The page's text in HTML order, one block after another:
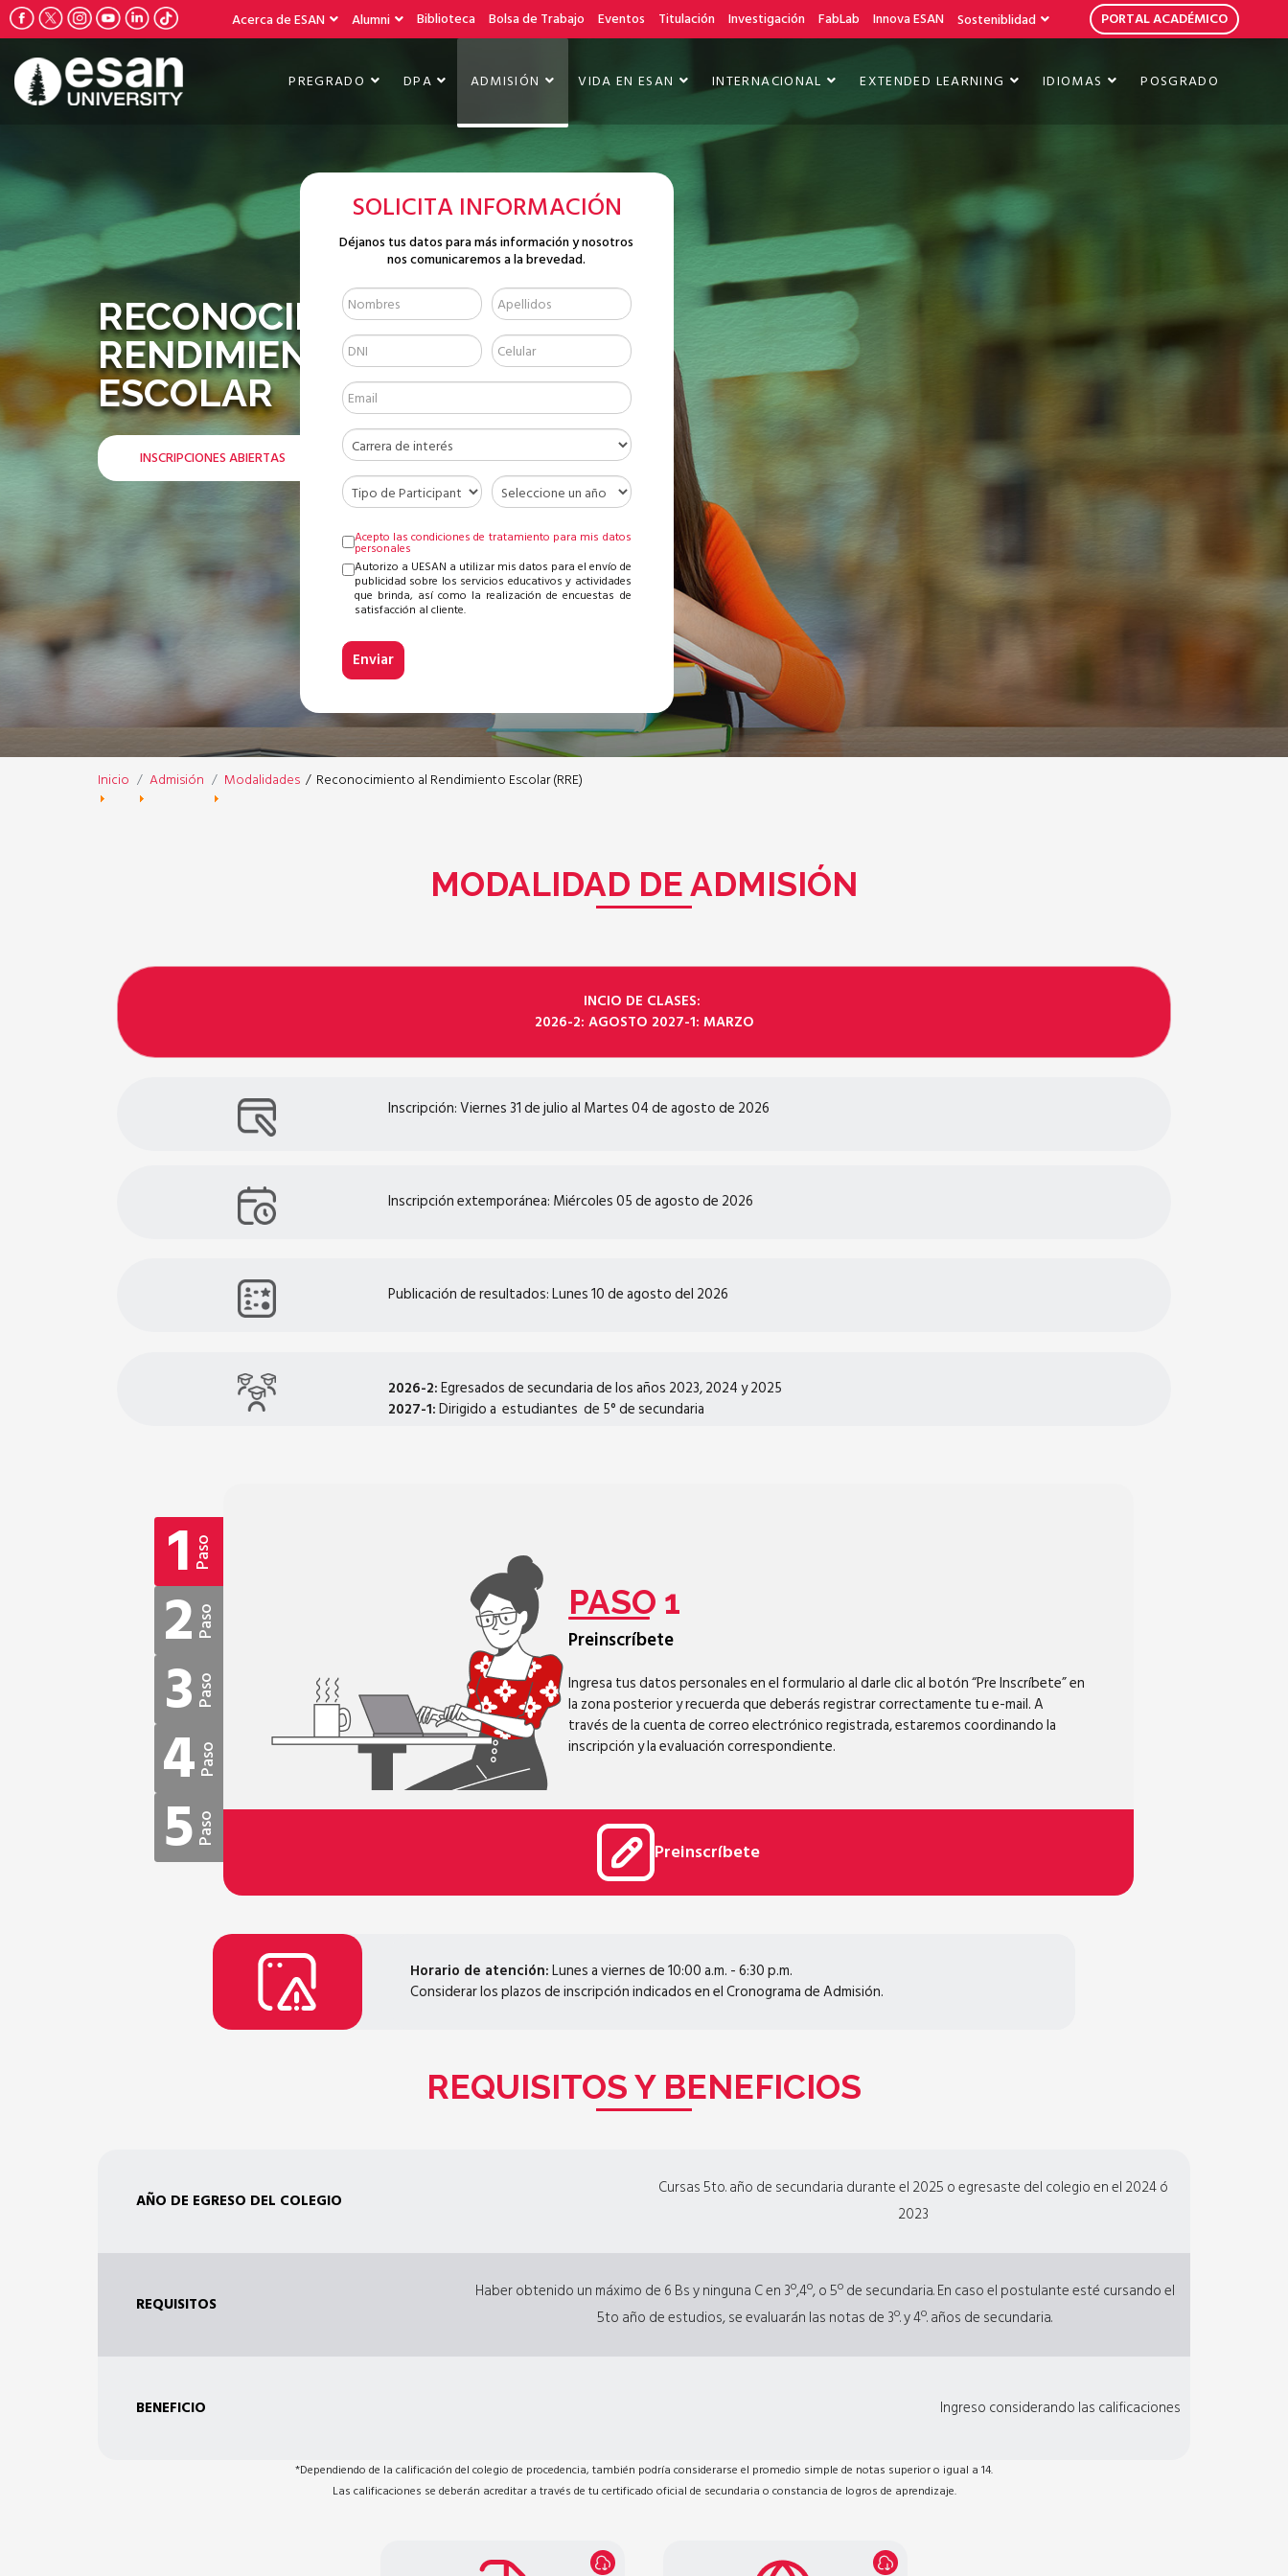
Acerca de ESAN Alumni Biblioteca Bolsa de Trabajo Eventos Titulación Investigación FabLab Innova ESAN Sosteniblidad PORTAL ACADÉMICO
PREGRADO DPA ADMISIÓN VIDA EN ESAN INTERNACIONAL EXTENDED LEARNING IDIOMAS POSGRADO
RECONOCIMIENTO AL
RENDIMIENTO
ESCOLAR
INSCRIPCIONES ABIERTAS
SOLICITA INFORMACIÓN
Déjanos tus datos para más información y nosotros
nos comunicaremos a la brevedad.
Acepto las condiciones de tratamiento para mis datos
personales
Autorizo a UESAN a utilizar mis datos para el envío de
publicidad sobre los servicios educativos y actividades
que brinda, así como la realización de encuestas de
satisfacción al cliente.
Inicio Admisión Modalidades / Reconocimiento al Rendimiento Escolar (RRE)
MODALIDAD DE ADMISIÓN
INCIO DE CLASES:
2026-2: AGOSTO 2027-1: MARZO
Inscripción: Viernes 31 de julio al Martes 04 de agosto de 2026
Inscripción extemporánea: Miércoles 05 de agosto de 2026
Publicación de resultados: Lunes 10 de agosto del 2026
2026-2:Egresados de secundaria de los años 2023, 2024 y 2025
2027-1:Dirigido a estudiantes de 5° de secundaria
1 Paso
2 Paso
3Paso
4Paso
5Paso
PASO 1
Preinscríbete
Ingresa tus datos personales en el formulario al darle clic al botón “Pre Inscríbete” en
la zona posterior y recuerda que deberás registrar correctamente tu e-mail. A
través de la cuenta de correo electrónico registrada, estaremos coordinando la
inscripción y la evaluación correspondiente.
Preinscríbete
Horario de atención:Lunes a viernes de 10:00 a.m. - 6:30 p.m.
Considerar los plazos de inscripción indicados en el Cronograma de Admisión.
REQUISITOS Y BENEFICIOS
Cursas 5to. año de secundaria durante el 2025 o egresaste del colegio en el 2024 ó
2023
Haber obtenido un máximo de 6 Bs y ninguna C en 3º,4º, o 5º de secundaria. En caso el postulante esté cursando el
5to año de estudios, se evaluarán las notas de 3º. y 4º. años de secundaria.
Ingreso considerando las calificaciones
*Dependiendo de la calificación del colegio de procedencia, también podría considerarse el promedio simple de notas superior o igual a 14.
Las calificaciones se deberán acreditar a través de tu certificado oficial de secundaria o constancia de logros de aprendizaje.